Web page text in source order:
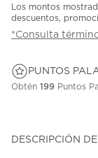
Los montos
descuentos,
*Consulta
PUNTOS
Obtén 199 Puntos
DESCRIPCIÓN